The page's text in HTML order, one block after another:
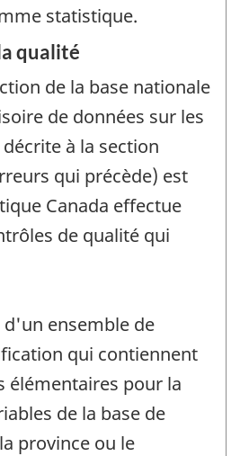
statistique.
qualité
de la base nationale
de données sur les
à la section
qui précède) est
Canada effectue
de qualité qui
ensemble de
qui contiennent
élémentaires pour la
de la base de
province ou le